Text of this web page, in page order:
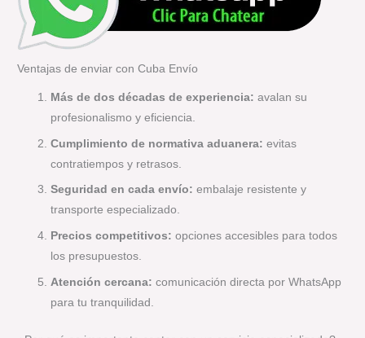
Ventajas de enviar con Cuba Envío
Más de dos décadas de experiencia: avalan su
profesionalismo y eficiencia.
Cumplimiento de normativa aduanera: evitas
contratiempos y retrasos.
Seguridad en cada envío: embalaje resistente y
transporte especializado.
Precios competitivos: opciones accesibles para todos
los presupuestos.
Atención cercana: comunicación directa por WhatsApp
para tu tranquilidad.